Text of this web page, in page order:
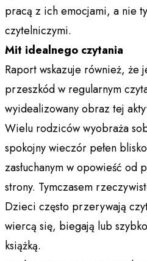
pracą z ich emocjami, a nie
czytelniczymi.
Mit idealnego czytania
Raport wskazuje również, że
przeszkód w regularnym
wyidealizowany obraz tej
Wielu rodziców wyobraża
spokojny wieczór pełen
zasłuchanym w opowieść od
strony. Tymczasem
Dzieci często przerywają
wiercą się, biegają lub
książką.